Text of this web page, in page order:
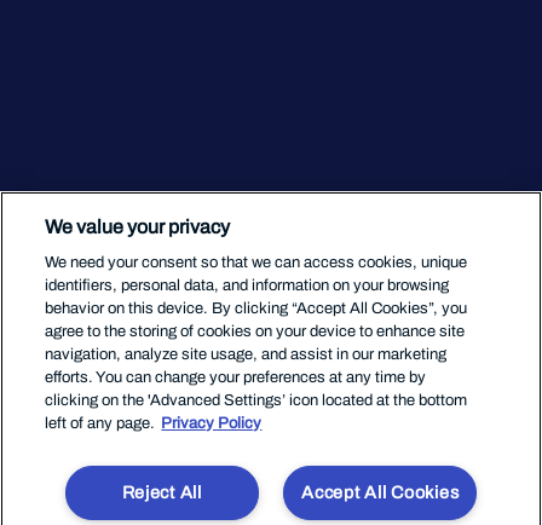
We value your privacy
We need your consent so that we can access cookies, unique
identifiers, personal data, and information on your browsing
behavior on this device. By clicking “Accept All Cookies”, you
agree to the storing of cookies on your device to enhance site
navigation, analyze site usage, and assist in our marketing
efforts. You can change your preferences at any time by
clicking on the 'Advanced Settings’ icon located at the bottom
left of any page.
Privacy Policy
Accept All Cookies
Reject All